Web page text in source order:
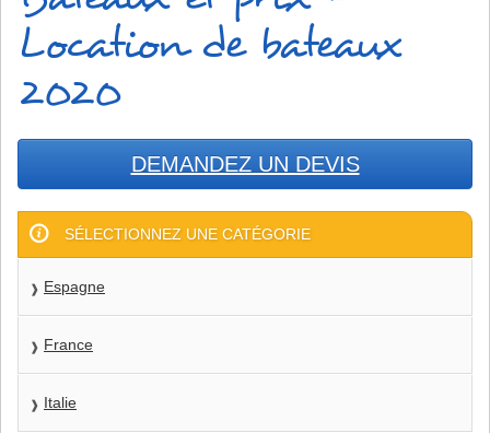
Location de bateaux
2020
DEMANDEZ UN DEVIS
SÉLECTIONNEZ UNE CATÉGORIE
Espagne
France
Italie